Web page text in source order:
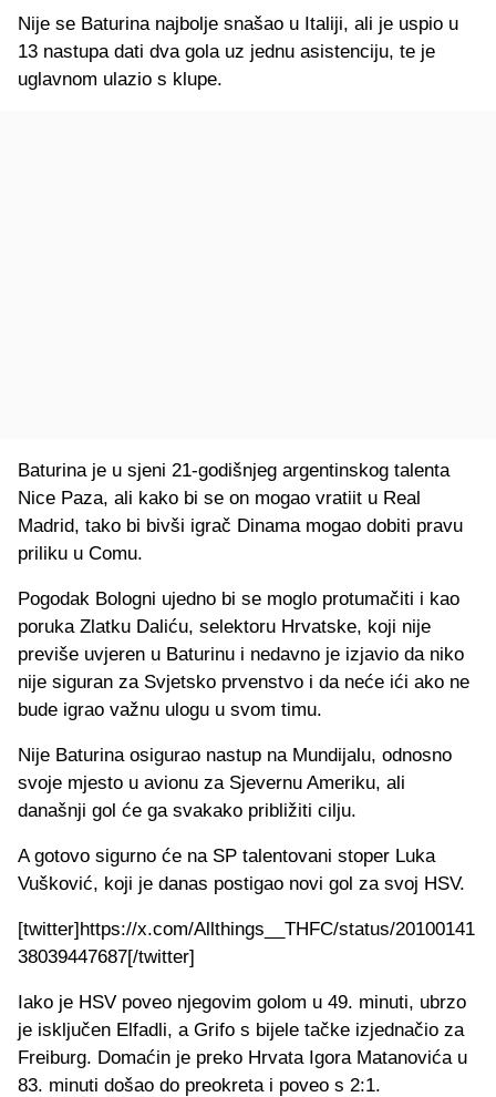
Nije se Baturina najbolje snašao u Italiji, ali je uspio u
13 nastupa dati dva gola uz jednu asistenciju, te je
uglavnom ulazio s klupe.
Baturina je u sjeni 21-godišnjeg argentinskog talenta
Nice Paza, ali kako bi se on mogao vratiit u Real
Madrid, tako bi bivši igrač Dinama mogao dobiti pravu
priliku u Comu.
Pogodak Bologni ujedno bi se moglo protumačiti i kao
poruka Zlatku Daliću, selektoru Hrvatske, koji nije
previše uvjeren u Baturinu i nedavno je izjavio da niko
nije siguran za Svjetsko prvenstvo i da neće ići ako ne
bude igrao važnu ulogu u svom timu.
Nije Baturina osigurao nastup na Mundijalu, odnosno
svoje mjesto u avionu za Sjevernu Ameriku, ali
današnji gol će ga svakako približiti cilju.
A gotovo sigurno će na SP talentovani stoper Luka
Vušković, koji je danas postigao novi gol za svoj HSV.
[twitter]https://x.com/Allthings__THFC/status/20100141
38039447687[/twitter]
Iako je HSV poveo njegovim golom u 49. minuti, ubrzo
je isključen Elfadli, a Grifo s bijele tačke izjednačio za
Freiburg. Domaćin je preko Hrvata Igora Matanovića u
83. minuti došao do preokreta i poveo s 2:1.